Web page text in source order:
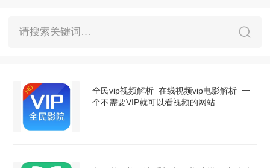
请搜索关键词…
全民vip视频解析_在线视频vip电影解析_一
个不需要VIP就可以看视频的网站